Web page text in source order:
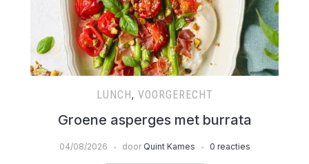
LUNCH, VOORGERECHT
Groene asperges met burrata
04/08/2026 door Quint Kames 0 reacties